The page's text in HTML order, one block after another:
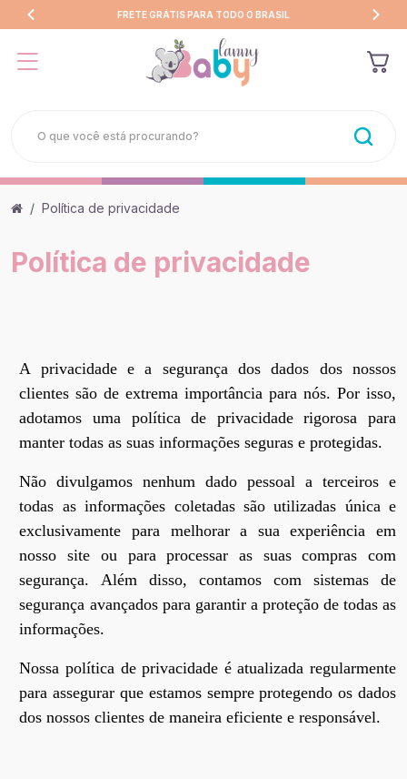
FRETE GRÁTIS PARA TODO O BRASIL
Política de privacidade
Política de privacidade
A privacidade e a segurança dos dados dos nossos
clientes são de extrema importância para nós. Por isso,
adotamos uma política de privacidade rigorosa para
manter todas as suas informações seguras e protegidas.
Não divulgamos nenhum dado pessoal a terceiros e
todas as informações coletadas são utilizadas única e
exclusivamente para melhorar a sua experiência em
nosso site ou para processar as suas compras com
segurança. Além disso, contamos com sistemas de
segurança avançados para garantir a proteção de todas as
informações.
Nossa política de privacidade é atualizada regularmente
para assegurar que estamos sempre protegendo os dados
dos nossos clientes de maneira eficiente e responsável.